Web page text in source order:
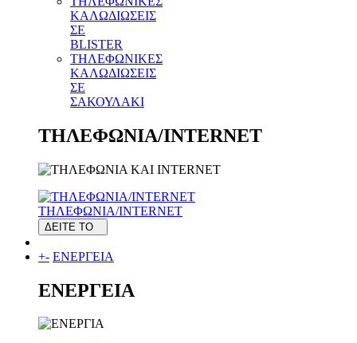
ΚΑΛΩΔΙΩΣΕΙΣ
ΣΕ
BLISTER
ΤΗΛΕΦΩΝΙΚΕΣ
ΚΑΛΩΔΙΩΣΕΙΣ
ΣΕ
ΣΑΚΟΥΛΑΚΙ
ΤΗΛΕΦΩΝΙΑ/INTERNET
ΤΗΛΕΦΩΝΙΑ/INTERNET
ΔΕΙΤΕ ΤΟ
+- ΕΝΕΡΓΕΙΑ
ΕΝΕΡΓΕΙΑ